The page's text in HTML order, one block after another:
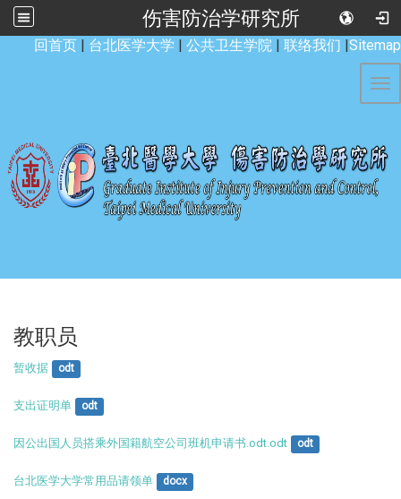
伤害防治学研究所
回首页 | 台北医学大学 | 公共卫生学院 | 联络我们 |Sitemap
教职员
暂收据 odt
支出证明单 odt
因公出国人员搭乘外国籍航空公司班机申请书.odt.odt odt
台北医学大学常用品请领单 docx